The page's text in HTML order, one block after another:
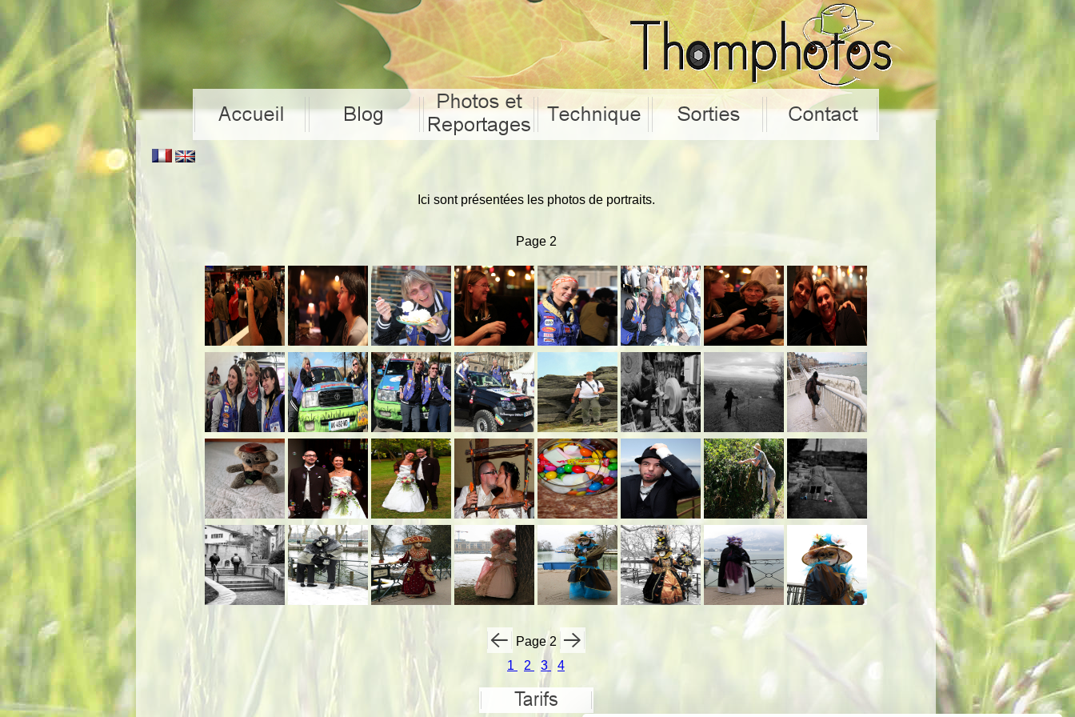
Ici sont présentées les photos de portraits.
Page 2
Page 2
1
2 3 4